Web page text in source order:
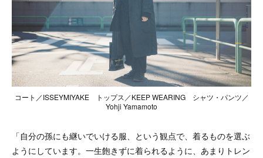
コート／ISSEYMIYAKE トップス／KEEP WEARING シャツ・パンツ／
Yohji Yamamoto
「自分の孫にも継いでいける服、という観点で、着るものを選ぶ
ようにしています。一生飽きずに着られるように、あまりトレン